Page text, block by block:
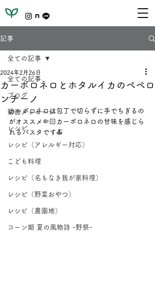
記事
全ての記事
ブログ
動画メッセージ
レシピ
レシピ（アレルギー対応）
こども料理
レシピ（名もなき我が家料理）
レシピ（野菜おやつ）
レシピ（農園地）
コーン期 夏の風物詩 ｰ野祭ｰ
全ての記事
カーボロネロとホタルイカのペペロ
ンチーノ
2024年2月26日
カーボロネロは包丁で切らずに手でちぎるの
がオススメ🤏🏻カーボロネロの甘味を感じら
れるパスタです🍝